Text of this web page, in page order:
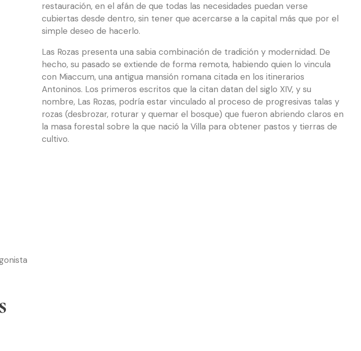
restauración, en el afán de que todas las necesidades puedan verse
cubiertas desde dentro, sin tener que acercarse a la capital más que por el
simple deseo de hacerlo.
Las Rozas presenta una sabia combinación de tradición y modernidad. De
hecho, su pasado se extiende de forma remota, habiendo quien lo vincula
con Miaccum, una antigua mansión romana citada en los itinerarios
Antoninos. Los primeros escritos que la citan datan del siglo XIV, y su
nombre, Las Rozas, podría estar vinculado al proceso de progresivas talas y
rozas (desbrozar, roturar y quemar el bosque) que fueron abriendo claros en
la masa forestal sobre la que nació la Villa para obtener pastos y tierras de
cultivo.